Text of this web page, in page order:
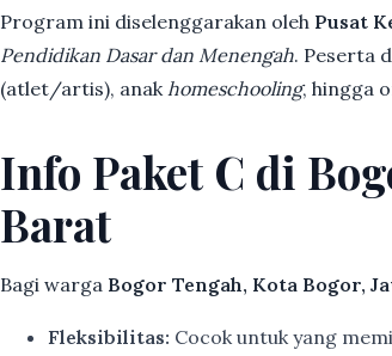
Program ini diselenggarakan oleh Pusat
Pendidikan Dasar dan Menengah. Peserta
(atlet/artis), anak homeschooling, hingga
Info Paket C di
Barat
Bagi warga Bogor Tengah, Kota Bogor,
Fleksibilitas: Cocok untuk yang